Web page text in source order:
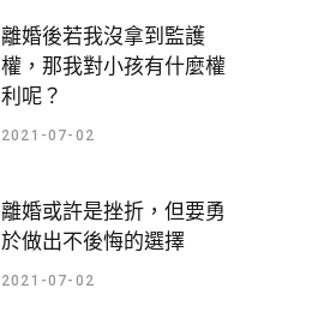
離婚後若我沒拿到監護
權，那我對小孩有什麼權
利呢？
2021-07-02
離婚或許是挫折，但要勇
於做出不後悔的選擇
2021-07-02